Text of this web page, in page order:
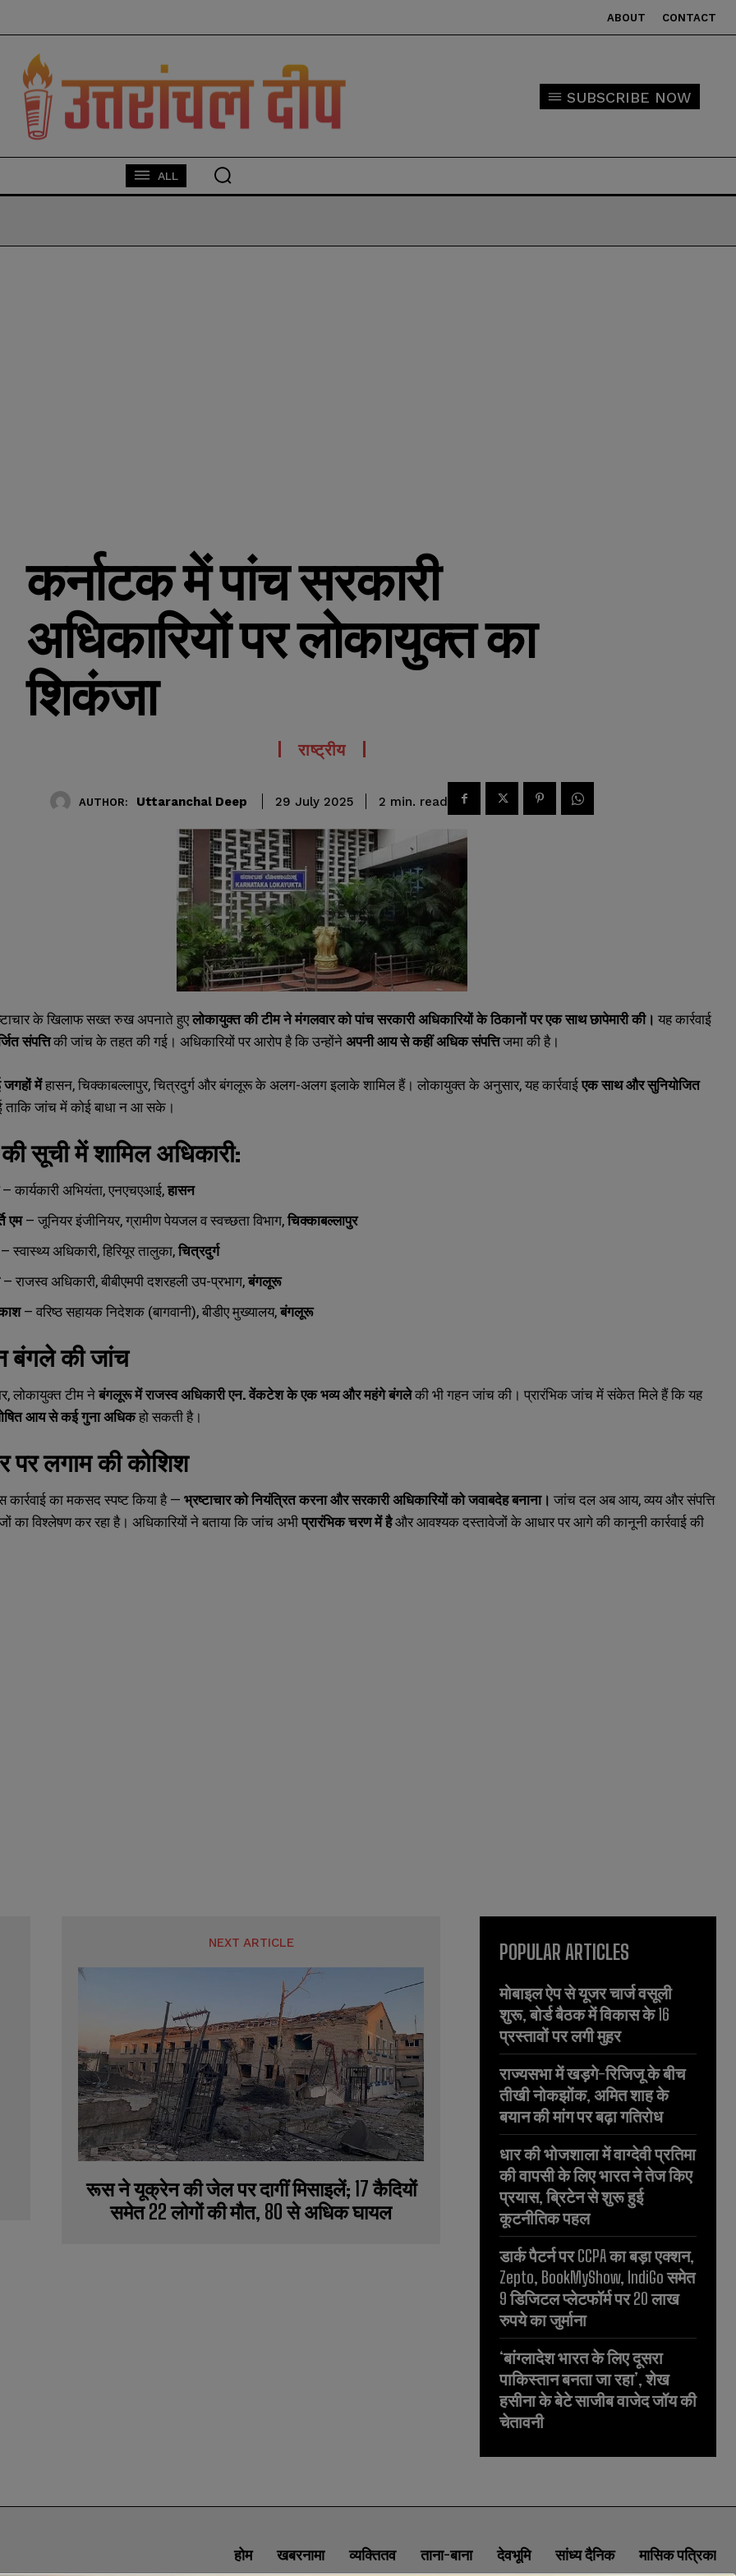
SUBMIT
SUBMIT
ABOUT CONTACT
SUBSCRIBE NOW
ALL
कर्नाटक में पांच सरकारी
अधिकारियों पर लोकायुक्त का
शिकंजा
राष्ट्रीय
AUTHOR: Uttaranchal Deep 29 July 2025 2 min. read
के खिलाफ सख्त रुख अपनाते हुएलोकायुक्त की टीम ने मंगलवार को पांच सरकारी अधिकारियों के ठिकानों पर एक साथ छापेमारी की। यह कार्रवाई
संपत्तिकी जांच के तहत की गई। अधिकारियों पर आरोप है कि उन्होंनेअपनी आय से कहीं अधिक संपत्तिजमा की है।
जगहों मेंहासन, चिक्काबल्लापुर, चित्रदुर्ग और बंगलूरू के अलग-अलग इलाके शामिल हैं। लोकायुक्त के अनुसार, यह कार्रवाईएक साथ और सुनियोजित
जांच में कोई बाधा न आ सके।
की सूची में शामिल अधिकारी:
– कार्यकारी अभियंता, एनएचएआई,हासन
एम– जूनियर इंजीनियर, ग्रामीण पेयजल व स्वच्छता विभाग,चिक्काबल्लापुर
स्वास्थ्य अधिकारी, हिरियूर तालुका,चित्रदुर्ग
– राजस्व अधिकारी, बीबीएमपी दशरहली उप-प्रभाग,बंगलूरू
– वरिष्ठ सहायक निदेशक (बागवानी), बीडीए मुख्यालय,बंगलूरू
बंगले की जांच
लोकायुक्त टीम नेबंगलूरू में राजस्व अधिकारी एन. वेंकटेश के एक भव्य और महंगे बंगलेकी भी गहन जांच की। प्रारंभिक जांच में संकेत मिले हैं कि यह
आय से कई गुना अधिकहो सकती है।
पर लगाम की कोशिश
कार्रवाई का मकसद स्पष्ट किया है — भ्रष्टाचार को नियंत्रित करना और सरकारी अधिकारियों को जवाबदेह बनाना। जांच दल अब आय, व्यय और संपत्ति
का विश्लेषण कर रहा है। अधिकारियों ने बताया कि जांच अभीप्रारंभिक चरण में हैऔर आवश्यक दस्तावेजों के आधार पर आगे की कानूनी कार्रवाई की
NEXT ARTICLE
रूस ने यूक्रेन की जेल पर दागीं मिसाइलें; 17 कैदियों
समेत 22 लोगों की मौत, 80 से अधिक घायल
POPULAR ARTICLES
मोबाइल ऐप से यूजर चार्ज वसूली
शुरू, बोर्ड बैठक में विकास के 16
प्रस्तावों पर लगी मुहर
राज्यसभा में खड़गे-रिजिजू के बीच
तीखी नोकझोंक, अमित शाह के
बयान की मांग पर बढ़ा गतिरोध
धार की भोजशाला में वाग्देवी प्रतिमा
की वापसी के लिए भारत ने तेज किए
प्रयास, ब्रिटेन से शुरू हुई
कूटनीतिक पहल
डार्क पैटर्न पर CCPA का बड़ा एक्शन,
Zepto, BookMyShow, IndiGo समेत
9 डिजिटल प्लेटफॉर्म पर 20 लाख
रुपये का जुर्माना
‘बांग्लादेश भारत के लिए दूसरा
पाकिस्तान बनता जा रहा’, शेख
हसीना के बेटे साजीब वाजेद जॉय की
चेतावनी
होम खबरनामा व्यक्तितव ताना-बाना देवभूमि सांध्य दैनिक मासिक पत्रिका